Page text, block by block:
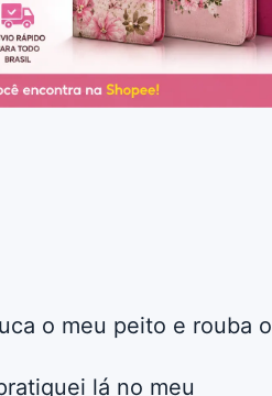
o meu peito e rouba o
lá no meu